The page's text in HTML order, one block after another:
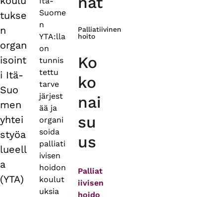
tukse
n
organ
isoint
i Itä-
Suo
men
yhtei
styöa
lueell
a
(YTA)
Suome
n
YTA:lla
on
tunnis
tettu
tarve
järjest
ää ja
organi
soida
palliati
ivisen
hoidon
koulut
uksia
Palliatiivinen
hoito
Ko
ko
nai
su
us
Palliat
iivisen
hoido